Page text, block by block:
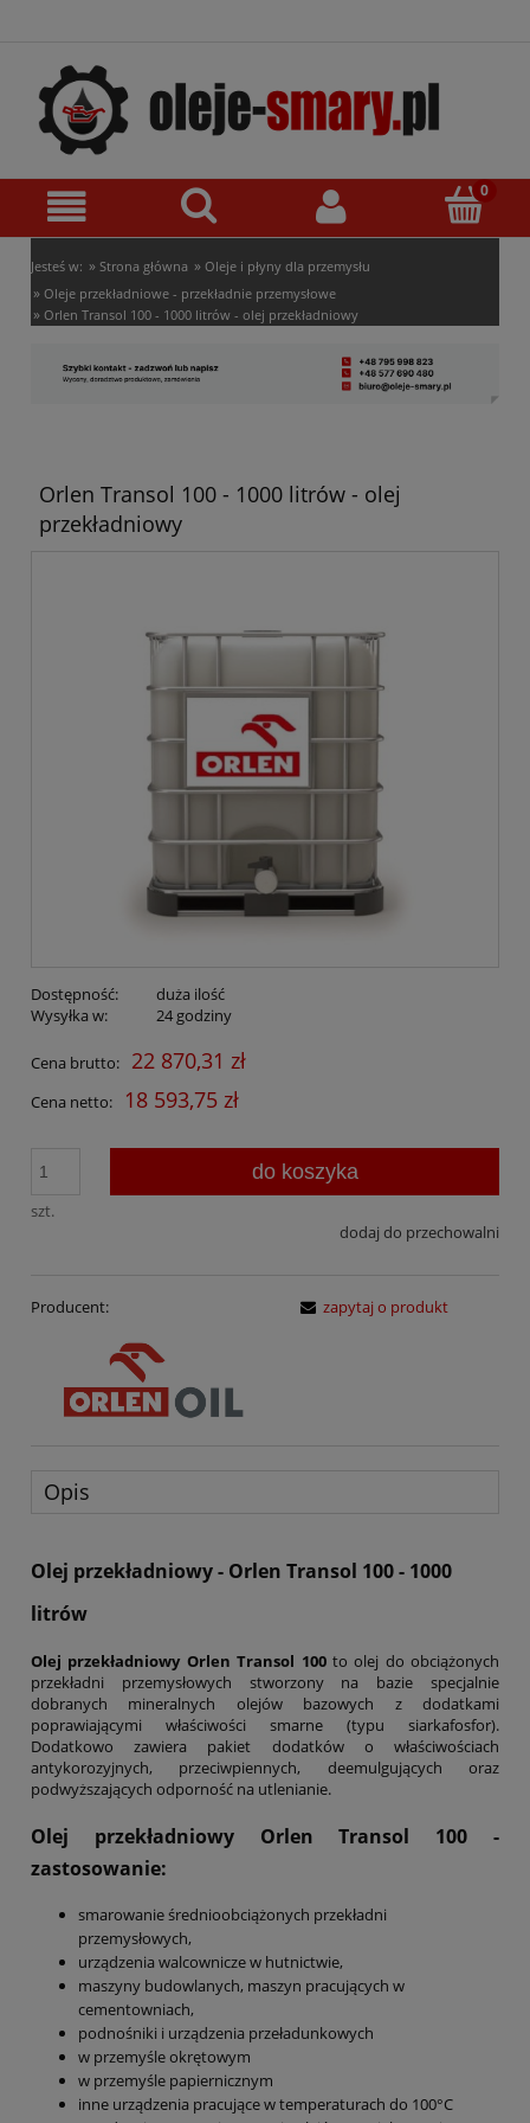
Jesteś w: » Strona główna » Oleje i płyny dla przemysłu
» Oleje przekładniowe - przekładnie przemysłowe
» Orlen Transol 100 - 1000 litrów - olej przekładniowy
Orlen Transol 100 - 1000 litrów - olej
przekładniowy
Dostępność:
duża ilość
Wysyłka w:
24 godziny
Cena brutto: 22 870,31 zł
Cena netto: 18 593,75 zł
szt.
do koszyka
dodaj do przechowalni
Producent: zapytaj o produkt
Opis
Olej przekładniowy - Orlen Transol 100 - 1000
litrów
Olej przekładniowy Orlen Transol 100 to olej do obciążonych
przekładni przemysłowych stworzony na bazie specjalnie
dobranych mineralnych olejów bazowych z dodatkami
poprawiającymi właściwości smarne (typu siarkafosfor).
Dodatkowo zawiera pakiet dodatków o właściwościach
antykorozyjnych, przeciwpiennych, deemulgujących oraz
podwyższających odporność na utlenianie.
Olej przekładniowy Orlen Transol 100 -
zastosowanie:
smarowanie średnioobciążonych przekładni
przemysłowych,
urządzenia walcownicze w hutnictwie,
maszyny budowlanych, maszyn pracujących w
cementowniach,
podnośniki i urządzenia przeładunkowych
w przemyśle okrętowym
w przemyśle papiernicznym
inne urządzenia pracujące w temperaturach do 100°C